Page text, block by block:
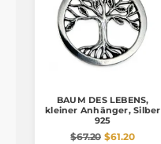
BAUM DES LEBENS,
kleiner Anhänger, Silber
925
$67.20 $61.20